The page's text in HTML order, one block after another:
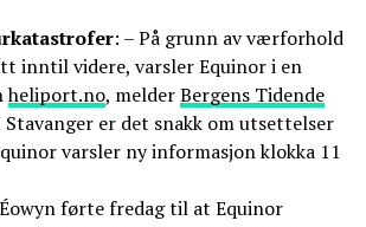
: – På grunn av værforhold
inntil videre, varsler Equinor i en
heliport.no, melderBergens Tidende
er det snakk om utsettelser
varsler ny informasjon klokka 11
førte fredag til at Equinor